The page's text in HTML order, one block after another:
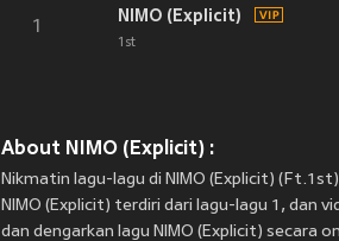
1
NIMO (Explicit)
1st
About NIMO (Explicit) :
Nikmatin lagu-lagu di NIMO (Explicit)
NIMO (Explicit) terdiri dari lagu-lagu 1, dan
dan dengarkan lagu NIMO (Explicit) secara